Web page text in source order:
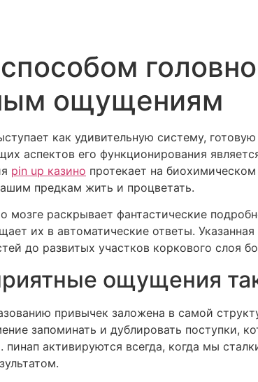
ощущениям
как удивительную систему,
аспектов его функционирования
pin up казино протекает на
предкам жить и процветать.
мозге раскрывает фантастические
их в автоматические ответы.
до развитых участков коркового слоя
ощущения
привычек заложена в самой
запоминать и дублировать поступки,
пинап активируются всегда, когда мы